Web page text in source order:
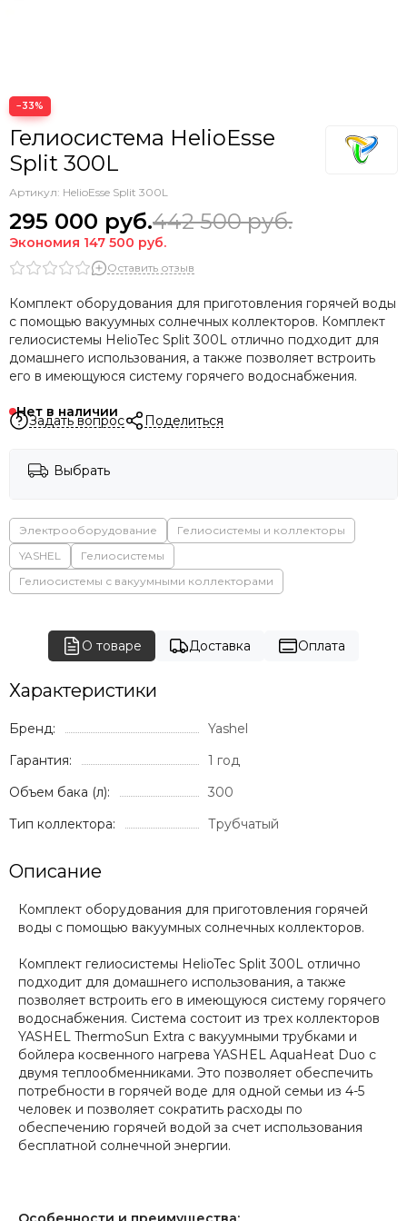
−33%
Гелиосистема HelioEsse
Split 300L
Артикул: HelioEsse Split 300L
295 000 руб.442 500руб.
Экономия 147 500 руб.
Оставить отзыв
Комплект оборудования для приготовления горячей воды
с помощью вакуумных солнечных коллекторов. Комплект
гелиосистемы HelioTec Split 300L отлично подходит для
домашнего использования, а также позволяет встроить
его в имеющуюся систему горячего водоснабжения.
Нет в наличии
Задать вопрос Поделиться
Выбрать
Электрооборудование
Гелиосистемы и коллекторы
YASHEL
Гелиосистемы
Гелиосистемы с вакуумными коллекторами
О товаре Доставка Оплата
Характеристики
Бренд:
Yashel
Гарантия:
1 год
Объем бака (л):
300
Тип коллектора:
Трубчатый
Описание
Комплект оборудования для приготовления горячей
воды с помощью вакуумных солнечных коллекторов.
Комплект гелиосистемы HelioTec Split 300L отлично
подходит для домашнего использования, а также
позволяет встроить его в имеющуюся систему горячего
водоснабжения. Система состоит из трех коллекторов
YASHEL ThermoSun Extra с вакуумными трубками и
бойлера косвенного нагрева YASHEL AquaHeat Duo с
двумя теплообменниками. Это позволяет обеспечить
потребности в горячей воде для одной семьи из 4-5
человек и позволяет сократить расходы по
обеспечению горячей водой за счет использования
бесплатной солнечной энергии.